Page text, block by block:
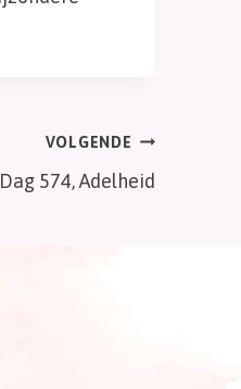
VOLGENDE
Dag 574, Adelheid